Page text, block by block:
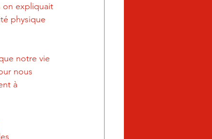
on expliquait
physique
notre vie
nous
à